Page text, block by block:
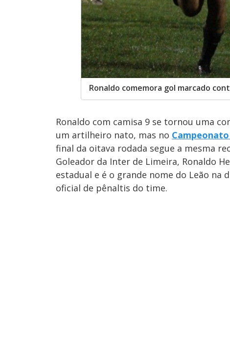
Ronaldo comemora gol marcado
Ronaldo com camisa 9 se tornou uma
um artilheiro nato, mas no
final da oitava rodada segue a mesma
Goleador da Inter de Limeira, Ronaldo
estadual e é o grande nome do Leão
oficial de pênaltis do time.